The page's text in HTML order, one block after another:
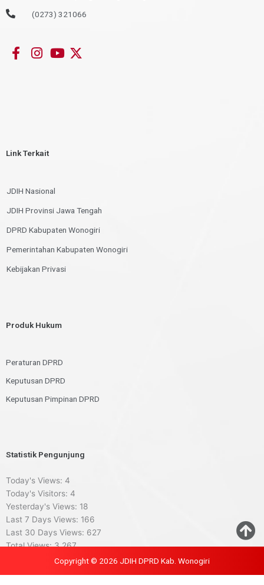
(0273) 321066
Link Terkait
JDIH Nasional
JDIH Provinsi Jawa Tengah
DPRD Kabupaten Wonogiri
Pemerintahan Kabupaten Wonogiri
Kebijakan Privasi
Produk Hukum
Peraturan DPRD
Keputusan DPRD
Keputusan Pimpinan DPRD
Statistik Pengunjung
Today's Views: 4
Today's Visitors: 4
Yesterday's Views: 18
Last 7 Days Views: 166
Last 30 Days Views: 627
Total Views:3,267
Copyright © 2026 JDIH DPRD Kab. Wonogiri